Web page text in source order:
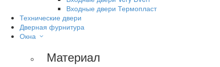
Входные двери Термопласт
Технические двери
Дверная фурнитура
Окна
Материал